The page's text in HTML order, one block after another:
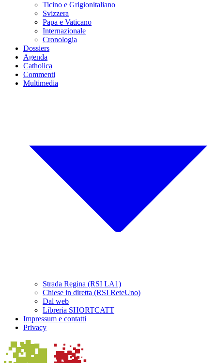
Ticino e Grigionitaliano
Svizzera
Papa e Vaticano
Internazionale
Cronologia
Dossiers
Agenda
Catholica
Commenti
Multimedia
Strada Regina (RSI LA1)
Chiese in diretta (RSI ReteUno)
Dal web
Libreria SHORTCATT
Impressum e contatti
Privacy